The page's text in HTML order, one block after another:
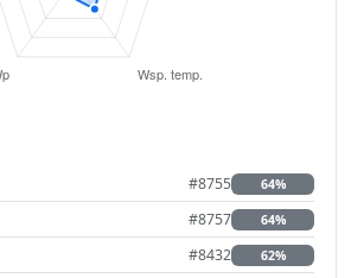
#8755 64%
#8757 64%
#8432 62%